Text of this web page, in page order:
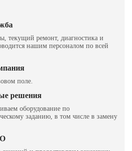
PLC
400
текущий ремонт, диагностика и
нашим персоналом по всей
поле.
решения
оборудование по
заданию, в том числе в замену